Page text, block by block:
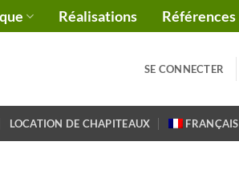
Réalisations Références
SE CONNECTER
LOCATION DE CHAPITEAUX FRANÇAIS